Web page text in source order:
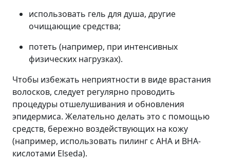
использовать гель для душа, другие
очищающие средства;
потеть (например, при интенсивных
физических нагрузках).
Чтобы избежать неприятности в виде врастания
волосков, следует регулярно проводить
процедуры отшелушивания и обновления
эпидермиса. Желательно делать это с помощью
средств, бережно воздействующих на кожу
(например, использовать пилинг с AHA и BHA-
кислотами Elseda).